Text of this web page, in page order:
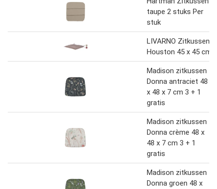
taupe 2 stuks Per
stuk
LIVARNO Zitkussen
Houston 45 x 45 cm
Madison zitkussen
Donna antraciet 48
x 48 x 7 cm 3 + 1
gratis
Madison zitkussen
Donna crème 48 x
48 x 7 cm 3 + 1
gratis
Madison zitkussen
Donna groen 48 x